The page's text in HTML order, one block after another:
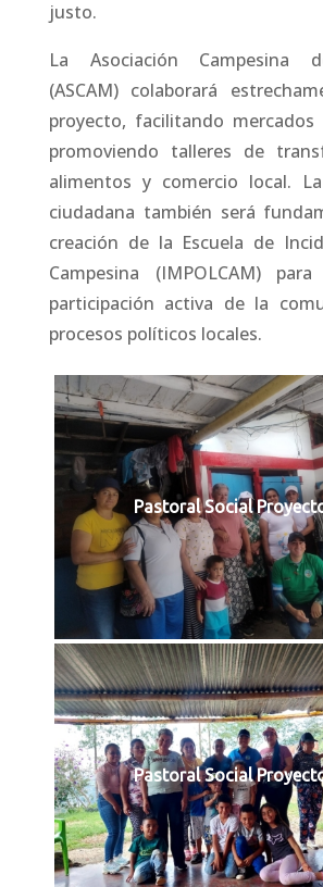
justo.
La Asociación Campesina
(ASCAM) colaborará
proyecto, facilitando mercados
promoviendo talleres de
alimentos y comercio local.
ciudadana también será
creación de la Escuela de
Campesina (IMPOLCAM)
participación activa de la
procesos políticos locales.
Pastoral Social
Pastoral Social